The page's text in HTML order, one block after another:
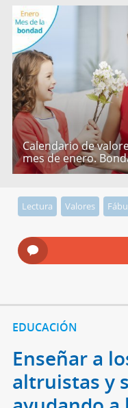
Calendario de
mes de enero.
Lectura Valores
EDUCACIÓN
Enseñar a
altruistas y